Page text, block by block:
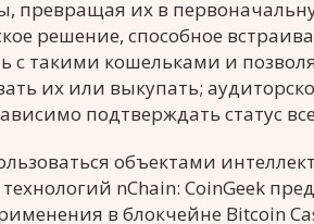
превращая их в
решение, способное
с такими кошельками и
их или выкупать;
подтверждать статус
объектами
nChain: CoinGeek
в блокчейне Bitcoin